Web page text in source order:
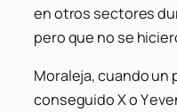
en otros sectores
pero que no se
Moraleja, cuando un
conseguido X o Y